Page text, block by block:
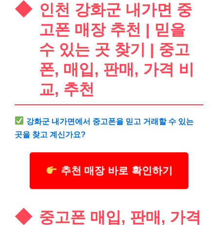
인천 강화군 내가면 중
고폰 매장 추천 | 믿을
수 있는 곳 찾기 | 중고
폰, 매입, 판매, 가격 비
교, 추천
강화군 내가면에서 중고폰을 믿고 거래할 수 있는
곳을 찾고 계신가요?
추천 매장 바로 확인하기
중고폰 매입, 판매, 가격